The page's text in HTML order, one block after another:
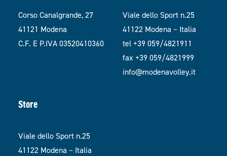
Corso Canalgrande, 27
41121 Modena
C.F. E P.IVA 03520410360
Viale dello Sport n.25
41122 Modena – Italia
tel +39 059/4821911
fax +39 059/4821999
info@modenavolley.it
Store
Viale dello Sport n.25
41122 Modena – Italia